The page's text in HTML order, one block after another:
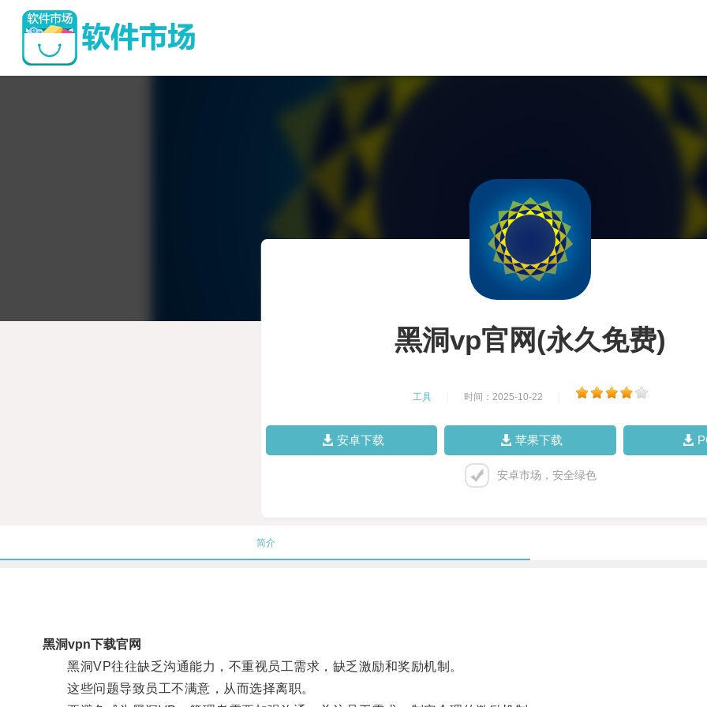
黑洞vp官网(永久免费)
工具 时间：2025-10-22
安卓下载 苹果下载
安卓市场，安全绿色
简介
黑洞vpn下载官网
黑洞VP往往缺乏沟通能力，不重视员工需求，缺乏激励和奖励机制。
这些问题导致员工不满意，从而选择离职。